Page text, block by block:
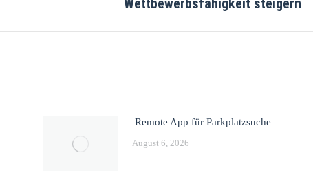
Remote App für Parkplatzsuche
August 6, 2026